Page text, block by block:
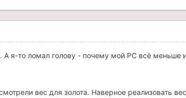
А я-то ломал голову - почему мой PC всё меньше
вес для золота. Наверное реализовать